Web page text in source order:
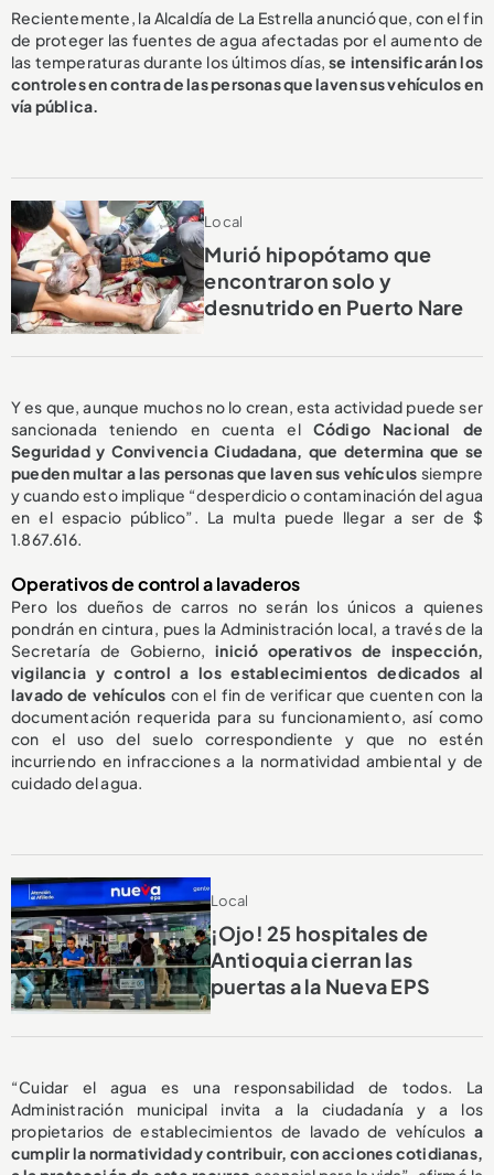
Recientemente, la Alcaldía de La Estrella anunció que, con el fin
de proteger las fuentes de agua afectadas por el aumento de
las temperaturas durante los últimos días, se intensificarán los
controles en contra de las personas que laven sus vehículos en
vía pública.
Local
Murió hipopótamo que
encontraron solo y
desnutrido en Puerto Nare
Y es que, aunque muchos no lo crean, esta actividad puede ser
sancionada teniendo en cuenta el Código Nacional de
Seguridad y Convivencia Ciudadana, que determina que se
pueden multar a las personas que laven sus vehículos siempre
y cuando esto implique “desperdicio o contaminación del agua
en el espacio público”. La multa puede llegar a ser de $
1.867.616.
Operativos de control a lavaderos
Pero los dueños de carros no serán los únicos a quienes
pondrán en cintura, pues la Administración local, a través de la
Secretaría de Gobierno,inició operativos de inspección,
vigilancia y control a los establecimientos dedicados al
lavado de vehículos con el fin de verificar que cuenten con la
documentación requerida para su funcionamiento, así como
con el uso del suelo correspondiente y que no estén
incurriendo en infracciones a la normatividad ambiental y de
cuidado del agua.
Local
¡Ojo! 25 hospitales de
Antioquia cierran las
puertas a la Nueva EPS
“Cuidar el agua es una responsabilidad de todos. La
Administración municipal invita a la ciudadanía y a los
propietarios de establecimientos de lavado de vehículos a
cumplir la normatividad y contribuir, con acciones cotidianas,